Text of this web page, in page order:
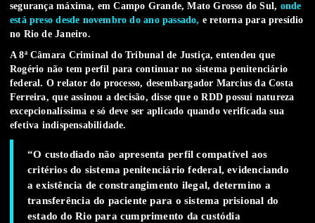
segurança máxima, em Campo Grande, Mato Grosso do Sul, onde
está preso desde novembro do ano passado, e retorna para presídio
no Rio de Janeiro.
A 8ª Câmara Criminal do Tribunal de Justiça, entendeu que
Rogério não tem perfil para continuar no sistema penitenciário
federal. O relator do processo, desembargador Marcius da Costa
Ferreira, que assinou a decisão, disse que o RDD possui natureza
excepcionalíssima e só deve ser aplicado quando verificada sua
efetiva indispensabilidade.
“O custodiado não apresenta perfil compatível aos
critérios do sistema penitenciário federal, evidenciando
a existência de constrangimento ilegal, determino a
transferência do paciente para o sistema prisional do
estado do Rio para cumprimento da custódia